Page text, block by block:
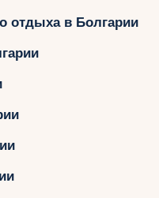
отдыха в Болгарии